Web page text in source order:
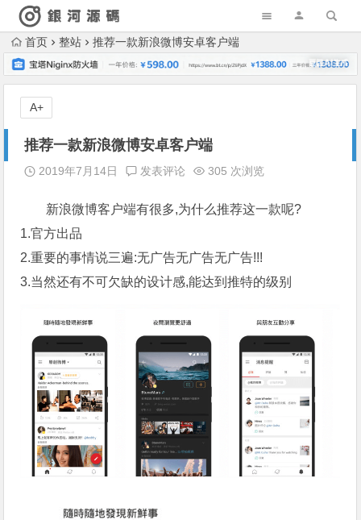
首页 整站 推荐一款新浪微博安卓客户端
推荐一款新浪微博安卓客户端
2019年7月14日 发表评论 305 次浏览
新浪微博客户端有很多,为什么推荐这一款呢?
1.官方出品
2.重要的事情说三遍:无广告无广告无广告!!!
3.当然还有不可欠缺的设计感,能达到推特的级别
A+